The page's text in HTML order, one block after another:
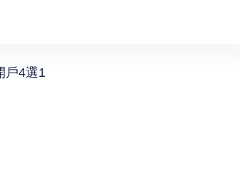
戶4選1